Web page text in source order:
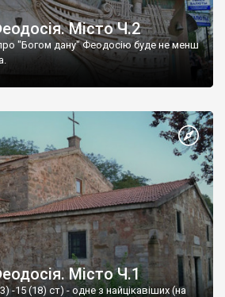
Місто Ч.2
"Богом дану" Феодосію буде не менш
Місто Ч.1
-15 (18) ст) - одне з найцікавіших (на